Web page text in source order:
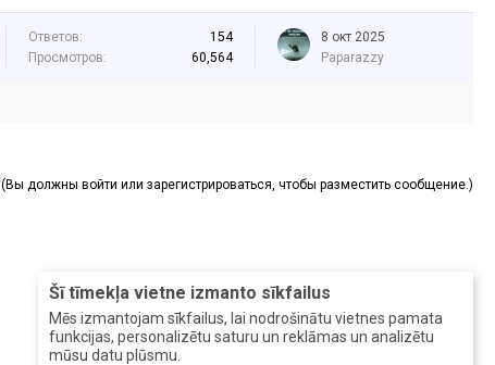
Šī tīmekļa vietne izmanto sīkfailus
Mēs izmantojam sīkfailus, lai nodrošinātu vietnes pamata
funkcijas, personalizētu saturu un reklāmas un analizētu
mūsu datu plūsmu.
Ответов:
154
Просмотров:
60,564
8 окт 2025
Paparazzy
(Вы должны войти или зарегистрироваться, чтобы разместить сообщение.)